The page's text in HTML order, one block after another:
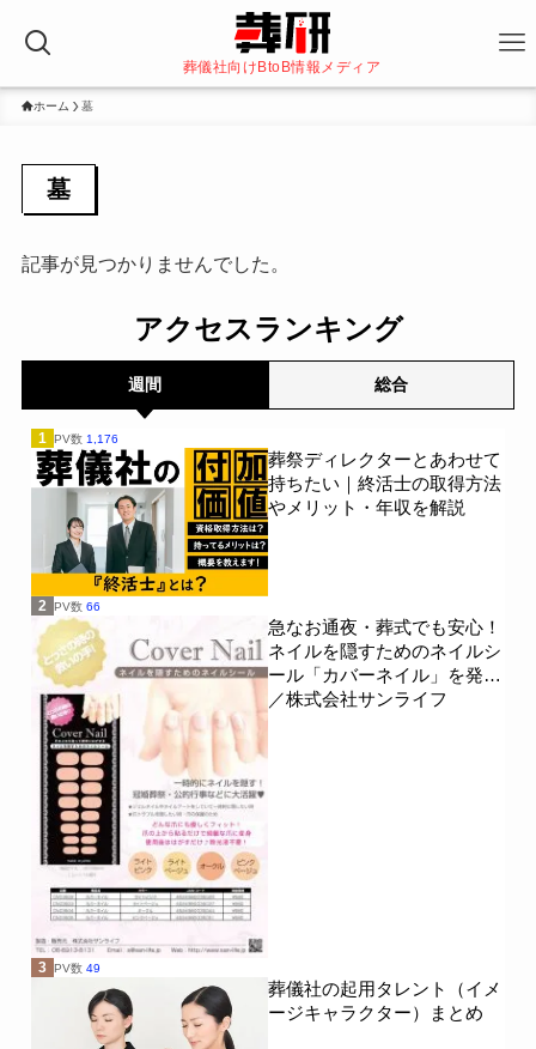
葬儀社向けBtoB情報メディア
ホーム 墓
墓
記事が見つかりませんでした。
アクセスランキング
週間 総合
1 PV数 1,176
葬祭ディレクターとあわせて
持ちたい｜終活士の取得方法
やメリット・年収を解説
2 PV数 66
急なお通夜・葬式でも安心！
ネイルを隠すためのネイルシ
ール「カバーネイル」を発売
／株式会社サンライフ
3 PV数 49
葬儀社の起用タレント（イメ
ージキャラクター）まとめ